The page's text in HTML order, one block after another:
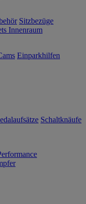
Sitzbezüge
Innenraum
Einparkhilfen
Schaltknäufe